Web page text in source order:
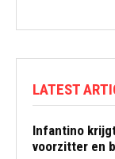
LATEST
Infantino
voorzitter en